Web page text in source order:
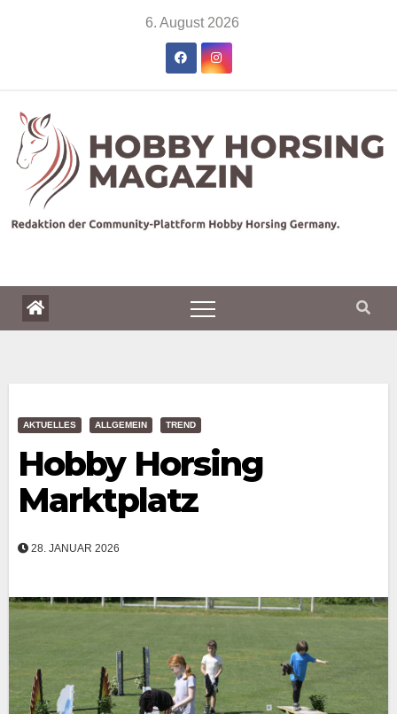
6. August 2026
AKTUELLES ALLGEMEIN TREND
Hobby Horsing
Marktplatz
28. JANUAR 2026